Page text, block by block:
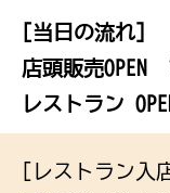
[当日の流れ]
店頭販売
レストラン
[レストラン入